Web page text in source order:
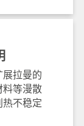
拉曼的
等漫散
不稳定